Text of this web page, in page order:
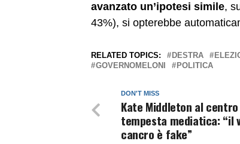
avanzato un’ipotesi simile,
43%), si opterebbe
RELATED TOPICS: DESTRA
GOVERNOMELONI
POLITICA
DON'T MISS
Kate Middleton al
tempesta mediatica: “il
cancro è fake”